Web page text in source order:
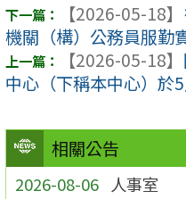
相關公告
2026-08-06 人事室
【2026-05-18】
機關（構）公務員服勤
【2026-05-18】
中心（下稱本中心）於